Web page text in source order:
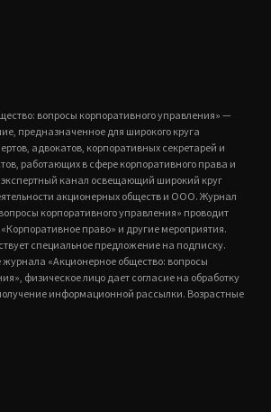
вопросы корпоративного управления» —
предназначенное для широкого круга
адвокатов, корпоративных секретарей и
работающих в сфере корпоративного права и
канал освещающий широкий круг
акционерных обществ и ООО. Журнал
корпоративного управления» проводит
право» и другие мероприятия.
специальное предложение на подписку.
«Акционерное общество: вопросы
физическое лицо дает согласие на обработку
информационной рассылки. Возрастные